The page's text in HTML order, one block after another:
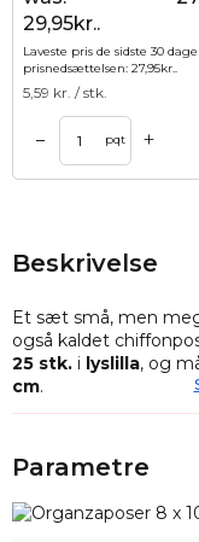
29,95kr..
Laveste pris de sidste 30
prisnedsættelsen: 27,95kr..
5,59 kr. / stk.
– pqt +
Beskrivelse
Et sæt små, men
også kaldet
25 stk. i lyslilla, og
cm.
Organza er et
meget robust, selv
Dette sæt er det
Parametre